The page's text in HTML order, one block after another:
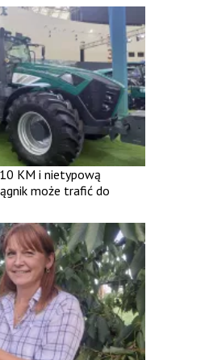
KM i nietypową
może trafić do